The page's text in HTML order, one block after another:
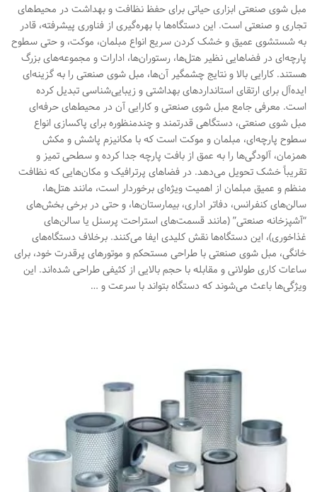
مبل شوی صنعتی ابزاری حیاتی برای حفظ نظافت و بهداشت در محیط‌های
تجاری و صنعتی است. این دستگاه‌ها با بهره‌گیری از فناوری پیشرفته، قادر
به شستشوی عمیق و خشک کردن سریع انواع مبلمان، موکت، و حتی سطوح
پارچه‌ای در فضاهایی نظیر هتل‌ها، رستوران‌ها، ادارات و مجموعه‌های بزرگ
هستند. کارایی بالا و نتایج چشمگیر آن‌ها، مبل شوی صنعتی را به گزینه‌ای
ایده‌آل برای ارتقای استانداردهای بهداشتی و زیبایی‌شناسی تبدیل کرده
است. معرفی جامع مبل شوی صنعتی و کارایی آن در محیط‌های حرفه‌ای
مبل شوی صنعتی، دستگاهی قدرتمند و چندمنظوره برای پاکسازی انواع
سطوح پارچه‌ای، مبلمان و موکت است که با مکانیزم پاشش و مکش
همزمان، آلودگی‌ها را به عمق از بافت پارچه جدا کرده و سطحی تمیز و
تقریباً خشک تحویل می‌دهد. در فضاهای پرترافیک و مکان‌هایی که نظافت
منظم و عمیق مبلمان از اهمیت ویژه‌ای برخوردار است، مانند هتل‌ها،
سالن‌های کنفرانس، دفاتر اداری، بیمارستان‌ها، و حتی در برخی بخش‌های
“آشپزخانه صنعتی” (مانند قسمت‌های استراحت پرسنل یا سالن‌های
غذاخوری)، این دستگاه‌ها نقش کلیدی ایفا می‌کنند. برخلاف دستگاه‌های
خانگی، مبل شوی صنعتی با طراحی مستحکم و موتورهای پرقدرت خود، برای
ساعات کاری طولانی و مقابله با حجم بالایی از کثیفی طراحی شده‌اند. این
ویژگی‌ها باعث می‌شوند که دستگاه بتواند با سرعت و …